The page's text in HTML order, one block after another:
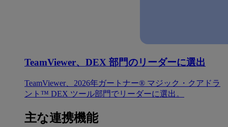
TeamViewer、DEX 部門のリーダーに選出
TeamViewer、2026年ガートナー® マジック・クアドラ
ント™ DEX ツール部門でリーダーに選出。
主な連携機能